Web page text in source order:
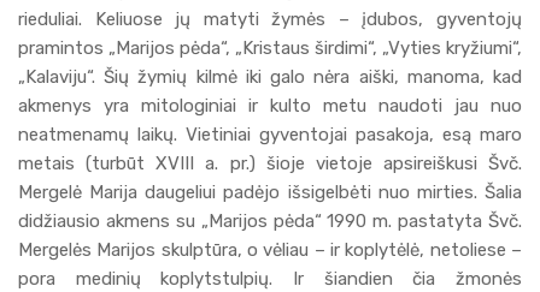
rieduliai. Keliuose jų matyti žymės – įdubos, gyventojų
pramintos „Marijos pėda“, „Kristaus širdimi“, „Vyties kryžiumi“,
„Kalaviju“. Šių žymių kilmė iki galo nėra aiški, manoma, kad
akmenys yra mitologiniai ir kulto metu naudoti jau nuo
neatmenamų laikų. Vietiniai gyventojai pasakoja, esą maro
metais (turbūt XVIII a. pr.) šioje vietoje apsireiškusi Švč.
Mergelė Marija daugeliui padėjo išsigelbėti nuo mirties. Šalia
didžiausio akmens su „Marijos pėda“ 1990 m. pastatyta Švč.
Mergelės Marijos skulptūra, o vėliau – ir koplytėlė, netoliese –
pora medinių koplytstulpių. Ir šiandien čia žmonės